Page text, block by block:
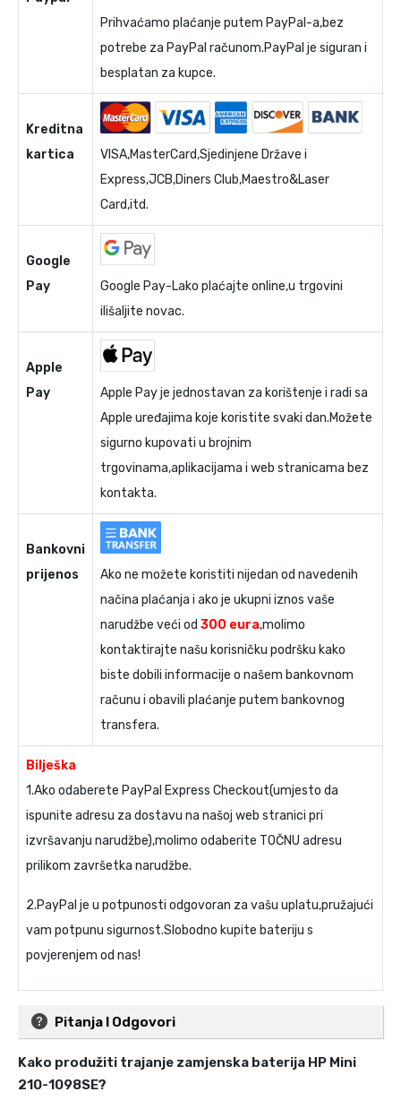
Prihvaćamo plaćanje putem PayPal-a,bez
potrebe za PayPal računom.PayPal je siguran i
besplatan za kupce.
Kreditna
kartica
VISA,MasterCard,Sjedinjene Države i
Express,JCB,Diners Club,Maestro&Laser
Card,itd.
Google
Pay
Google Pay-Lako plaćajte online,u trgovini
ilišaljite novac.
Apple
Pay
Apple Pay je jednostavan za korištenje i radi sa
Apple uređajima koje koristite svaki dan.Možete
sigurno kupovati u brojnim
trgovinama,aplikacijama i web stranicama bez
kontakta.
Bankovni
prijenos
Ako ne možete koristiti nijedan od navedenih
načina plaćanja i ako je ukupni iznos vaše
narudžbe veći od 300 eura,molimo
kontaktirajte našu korisničku podršku kako
biste dobili informacije o našem bankovnom
računu i obavili plaćanje putem bankovnog
transfera.
Bilješka
1.Ako odaberete PayPal Express Checkout(umjesto da
ispunite adresu za dostavu na našoj web stranici pri
izvršavanju narudžbe),molimo odaberite TOČNU adresu
prilikom završetka narudžbe.
2.PayPal je u potpunosti odgovoran za vašu uplatu,pružajući
vam potpunu sigurnost.Slobodno kupite bateriju s
povjerenjem od nas!
Pitanja I Odgovori
Kako produžiti trajanje zamjenska baterija HP Mini
210-1098SE?